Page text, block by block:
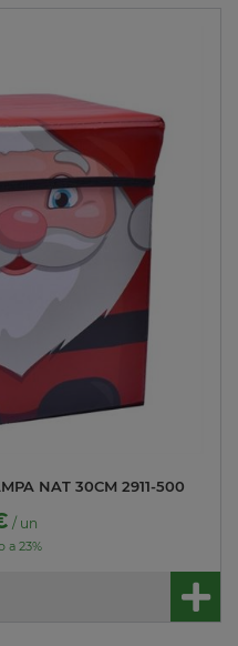
NAT 30CM 2911-500
/ un
a 23%